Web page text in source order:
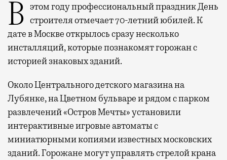
В этом году профессиональный праздник День строителя отмечает 70-летний юбилей. К
дате в Москве открылось сразу несколько
инсталляций, которые познакомят горожан с
историей знаковых зданий.
Около Центрального детского магазина на
Лубянке, на Цветном бульваре и рядом с парком
развлечений «Остров Мечты» установили
интерактивные игровые автоматы с
миниатюрными копиями известных московских
зданий. Горожане могут управлять стрелой крана